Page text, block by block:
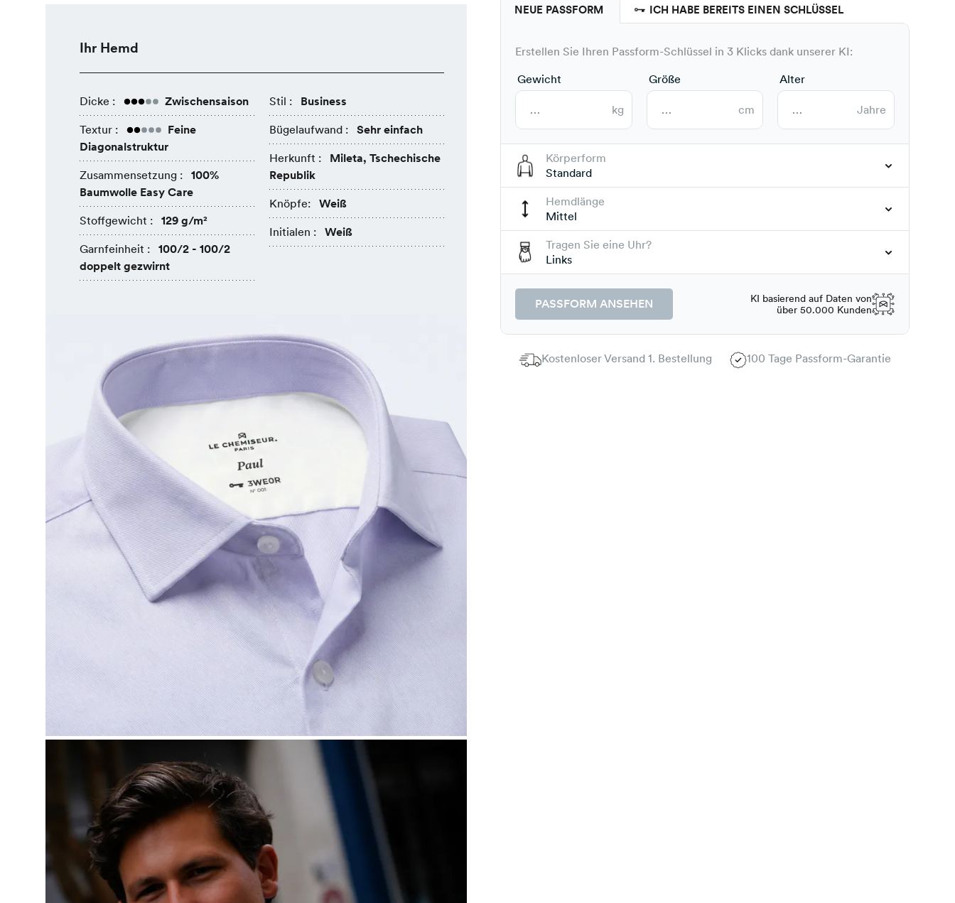
Ihr Hemd
Dicke : Zwischensaison
Textur :
Feine
Diagonalstruktur
Zusammensetzung :
100%
Baumwolle Easy Care
Stoffgewicht : 129 g/m²
Garnfeinheit :
100/2 - 100/2
doppelt gezwirnt
Stil : Business
Bügelaufwand : Sehr einfach
Herkunft :
Mileta, Tschechische
Republik
Knöpfe: Weiß
Initialen : Weiß
NEUE PASSFORM ICH HABE BEREITS EINEN SCHLÜSSEL
Erstellen Sie Ihren Passform-Schlüssel in 3 Klicks dank unserer KI:
Gewicht
kg
Größe
cm
Alter
Jahre
Körperform
Standard
Hemdlänge
Mittel
Tragen Sie eine Uhr?
Links
PASSFORM ANSEHEN
KI basierend auf Daten von
über 50.000 Kunden
Kostenloser Versand 1. Bestellung 100 Tage Passform-Garantie